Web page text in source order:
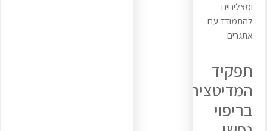
ומצליחים
להתמודד עם
אתגרים.
תפקיד
המדיטציה
בריפוי